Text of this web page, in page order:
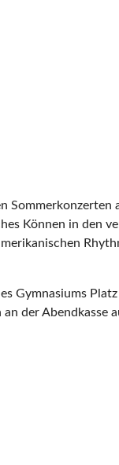
Können in den
Gymnasiums
der